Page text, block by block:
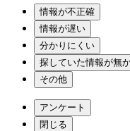
情報が不正確
情報が遅い
分かりにくい
探していた情報が無
その他
アンケート
閉じる